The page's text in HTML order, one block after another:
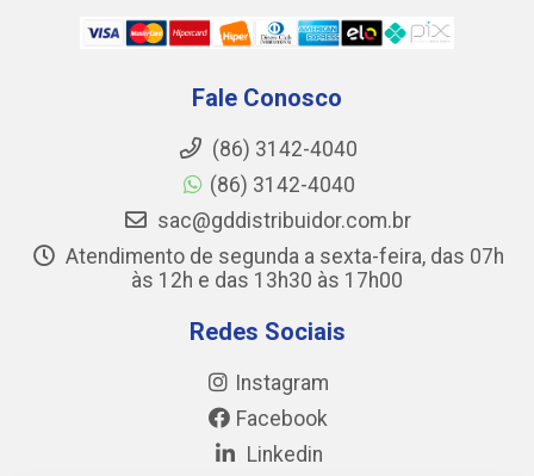
Fale Conosco
(86) 3142-4040
(86) 3142-4040
sac@gddistribuidor.com.br
Atendimento de segunda a sexta-feira, das 07h
às 12h e das 13h30 às 17h00
Redes Sociais
Instagram
Facebook
Linkedin